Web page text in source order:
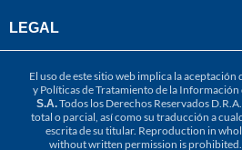
LEGAL
El uso de este sitio web implica la aceptación
y Políticas de Tratamiento de la Información
S.A.Todos los Derechos Reservados
total o parcial, así como su traducción a
escrita de su titular. Reproduction in
without written permission is